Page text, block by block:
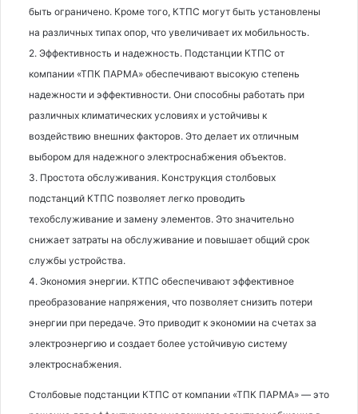
быть ограничено. Кроме того, КТПС могут быть установлены
на различных типах опор, что увеличивает их мобильность.
2. Эффективность и надежность. Подстанции КТПС от
компании «ТПК ПАРМА» обеспечивают высокую степень
надежности и эффективности. Они способны работать при
различных климатических условиях и устойчивы к
воздействию внешних факторов. Это делает их отличным
выбором для надежного электроснабжения объектов.
3. Простота обслуживания. Конструкция столбовых
подстанций КТПС позволяет легко проводить
техобслуживание и замену элементов. Это значительно
снижает затраты на обслуживание и повышает общий срок
службы устройства.
4. Экономия энергии. КТПС обеспечивают эффективное
преобразование напряжения, что позволяет снизить потери
энергии при передаче. Это приводит к экономии на счетах за
электроэнергию и создает более устойчивую систему
электроснабжения.
Столбовые подстанции КТПС от компании «ТПК ПАРМА» — это